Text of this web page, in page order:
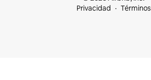
Privacidad
Términos